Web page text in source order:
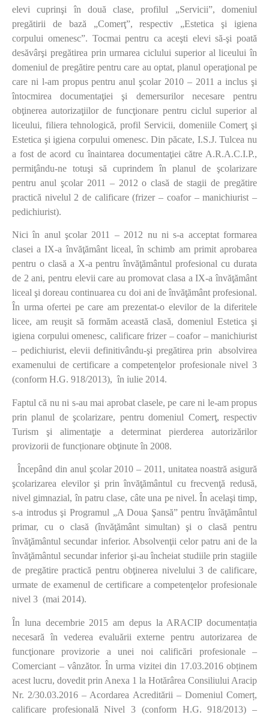
elevi cuprinşi în două clase, profilul „Servicii”, domeniul
pregătirii de bază „Comerţ”, respectiv „Estetica şi igiena
corpului omenesc”. Tocmai pentru ca aceşti elevi să-şi poată
desăvârşi pregătirea prin urmarea ciclului superior al liceului în
domeniul de pregătire pentru care au optat, planul operaţional pe
care ni l-am propus pentru anul şcolar 2010 – 2011 a inclus şi
întocmirea documentaţiei şi demersurilor necesare pentru
obţinerea autorizaţiilor de funcţionare pentru ciclul superior al
liceului, filiera tehnologică, profil Servicii, domeniile Comerţ şi
Estetica şi igiena corpului omenesc. Din păcate, I.S.J. Tulcea nu
a fost de acord cu înaintarea documentaţiei către A.R.A.C.I.P.,
permiţându-ne totuşi să cuprindem în planul de şcolarizare
pentru anul şcolar 2011 – 2012 o clasă de stagii de pregătire
practică nivelul 2 de calificare (frizer – coafor – manichiurist –
pedichiurist).
Nici în anul şcolar 2011 – 2012 nu ni s-a acceptat formarea
clasei a IX-a învăţământ liceal, în schimb am primit aprobarea
pentru o clasă a X-a pentru învăţământul profesional cu durata
de 2 ani, pentru elevii care au promovat clasa a IX-a învăţământ
liceal şi doreau continuarea cu doi ani de învăţământ profesional.
În urma ofertei pe care am prezentat-o elevilor de la diferitele
licee, am reuşit să formăm această clasă, domeniul Estetica şi
igiena corpului omenesc, calificare frizer – coafor – manichiurist
– pedichiurist, elevii definitivându-şi pregătirea prin absolvirea
examenului de certificare a competenţelor profesionale nivel 3
(conform H.G. 918/2013), în iulie 2014.
Faptul că nu ni s-au mai aprobat clasele, pe care ni le-am propus
prin planul de şcolarizare, pentru domeniul Comerţ, respectiv
Turism şi alimentaţie a determinat pierderea autorizărilor
provizorii de funcționare obţinute în 2008.
Începând din anul şcolar 2010 – 2011, unitatea noastră asigură
şcolarizarea elevilor şi prin învăţământul cu frecvenţă redusă,
nivel gimnazial, în patru clase, câte una pe nivel. În acelaşi timp,
s-a introdus şi Programul „A Doua Şansă” pentru învăţământul
primar, cu o clasă (învăţământ simultan) şi o clasă pentru
învăţământul secundar inferior. Absolvenţii celor patru ani de la
învăţământul secundar inferior şi-au încheiat studiile prin stagiile
de pregătire practică pentru obţinerea nivelului 3 de calificare,
urmate de examenul de certificare a competenţelor profesionale
nivel 3 (mai 2014).
În luna decembrie 2015 am depus la ARACIP documentația
necesară în vederea evaluării externe pentru autorizarea de
funcţionare provizorie a unei noi calificări profesionale –
Comerciant – vânzător. În urma vizitei din 17.03.2016 obținem
acest lucru, dovedit prin Anexa 1 la Hotărârea Consiliului Aracip
Nr. 2/30.03.2016 – Acordarea Acreditării – Domeniul Comerț,
calificare profesională Nivel 3 (conform H.G. 918/2013) –